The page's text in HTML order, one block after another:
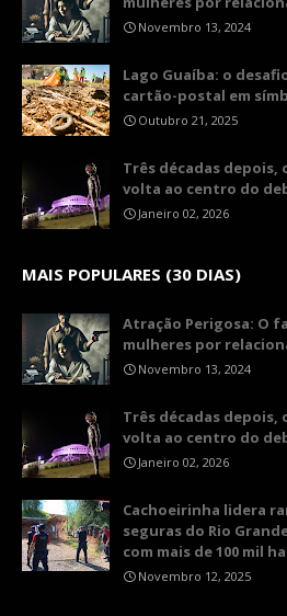
Novembro 13, 2024
Lago Guaíba: o
cartão-postal em
Outubro 21, 2025
Três décadas depois,
volta ao centro do
Janeiro 02, 2026
MAIS POPULARES (30 DIAS)
Atração Perigosa: O
mulheres por
Novembro 13, 2024
Três décadas depois,
volta ao centro do
Janeiro 02, 2026
Cachoeirinha lidera
seguras do Rio
com mais de 100 mil
Novembro 12, 2025